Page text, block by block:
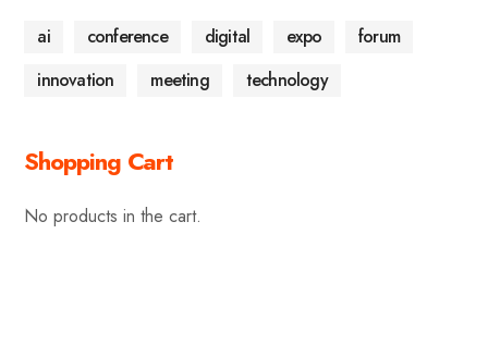
ai conference digital expo
forum
innovation
meeting technology
Shopping Cart
No products in the cart.